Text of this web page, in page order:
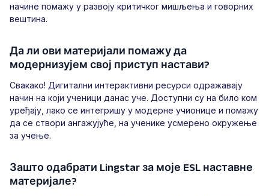
начине помажу у развоју критичког мишљења и говорних
вештина.
Да ли ови материјали помажу да
модернизујем свој приступ настави?
Свакако! Дигитални интерактивни ресурси одражавају
начин на који ученици данас уче. Доступни су на било ком
уређају, лако се интегришу у модерне учионице и помажу
да се створи ангажујуће, на ученике усмерено окружење
за учење.
Зашто одабрати Lingstar за моје ESL наставне
материјале?